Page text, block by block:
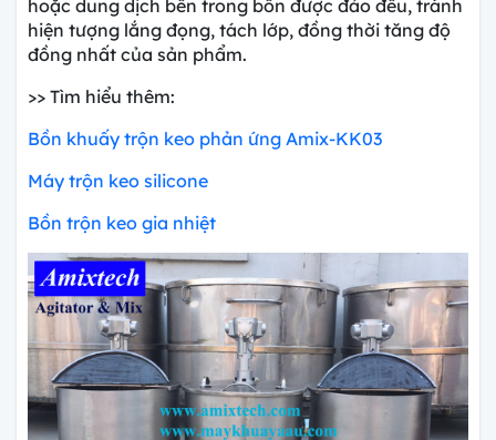
hoặc dung dịch bên trong bồn được đảo đều, tránh
hiện tượng lắng đọng, tách lớp, đồng thời tăng độ
đồng nhất của sản phẩm.
>> Tìm hiểu thêm:
Bồn khuấy trộn keo phản ứng Amix-KK03
Máy trộn keo silicone
Bồn trộn keo gia nhiệt